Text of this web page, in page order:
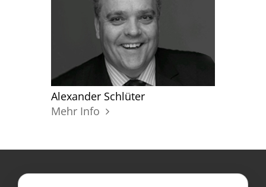
Alexander Schlüter
Mehr Info